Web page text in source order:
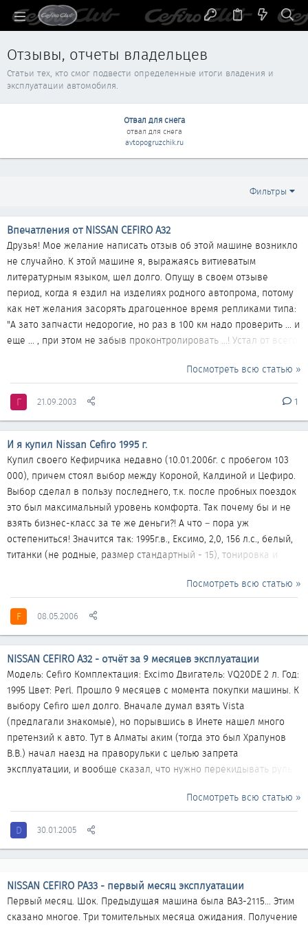
Отзывы, отчеты владельцев
Статьи тех, кто смог подвести определенные итоги владения и
эксплуатации автомобиля.
Отвал для снега
отвал для снега
avtopogruzchik.ru
Фильтры
Впечатления от NISSAN CEFIRO A32
Друзья! Мое желание написать отзыв об этой машине возникло
не случайно. К этой машине я, выражаясь витиеватым
литературным языком, шел долго. Опущу в своем отзыве
период, когда я ездил на изделиях родного автопрома, потому
как нет желания засорять драгоценное время репликами типа:
"А зато запчасти недорогие, но раз в 100 км надо проверить ... и
еще ... , при этом не забыв проконтролировать ...! Устал от всего
не худший и ценит свое время и деньги! Не буду
распространяться и на тему "Ах, как эта машина едет, какой
замечательный климат-контроль, электростеклоподъемники" и
т.д. - это нормальная машина и все это там есть по
определению. Сразу хочу отмести всех желающих...
Посмотреть всю статью »
Г 21.09.2003 1
И я купил Nissan Cefiro 1995 г.
Купил своего Кефирчика недавно (10.01.2006г. с пробегом 103
000), причем стоял выбор между Короной, Калдиной и Цефиро.
Выбор сделал в пользу последнего, т.к. после пробных поездок
это был максимальный уровень комфорта. Так почему бы и не
взять бизнес-класс за те же деньги?! А что – пора уж
остепениться! Значится так: 1995г.в., Ексимо, 2,0, 156 л.с., белый,
титанки (не родные, размер стандартный - 15), тонировка и
1,8 – мир её праху! Конечно, после Мазды что говорить об
уровне комфорта Цефиро? – только петь хвалебные оды!
Постараюсь написать, что понравилось и не понравилось за
месяц владения этим японцем: - МНОГО места внутри – реально
МНОГО! Очень удобно сидеть...
Посмотреть всю статью »
F 08.05.2006
NISSAN CEFIRO A32 - отчёт за 9 месяцев эксплуатации
Модель: Cefiro Комплектация: Exсimo Двигатель: VQ20DE 2 л. Год:
1995 Цвет: Perl. Прошло 9 месяцев с момента покупки машины. К
выбору Cefiro шел долго. Вначале думал взять Vista
(предлагали знакомые), но порывшись в Инете нашел много
претензий к авто. Тут в Алматы аким (тогда это был Храпунов
В.В.) начал наезд на праворульки с целью запрета
эксплуатации, и вообще сказал, что нужно перекидывать руль
с леворульным аналогом. Увидел Cefiro и влюбился. Катаюсь
уже 9 месяцев – машина супер! Возможно, объем движка
маловат (2 литра). Когда купил красавицу, завел бортовой
журнал, куда все и записываю. Выкладываю этот журнал, может
Посмотреть всю статью »
D 30.01.2005
NISSAN CEFIRO PA33 - первый месяц эксплуатации
Первый месяц. Шок. Предыдущая машина была ВАЗ-2115... Этим
сказано многое. Три томительных месяца ожидания. Получение